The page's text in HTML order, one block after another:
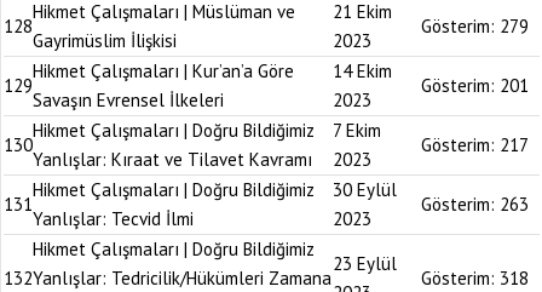
128
Hikmet Çalışmaları | Müslüman ve
Gayrimüslim İlişkisi
21 Ekim
2023
Gösterim: 279
129
Hikmet Çalışmaları | Kur’an’a Göre
Savaşın Evrensel İlkeleri
14 Ekim
2023
Gösterim: 201
130
Hikmet Çalışmaları | Doğru Bildiğimiz
Yanlışlar: Kıraat ve Tilavet Kavramı
7 Ekim
2023
Gösterim: 217
131
Hikmet Çalışmaları | Doğru Bildiğimiz
Yanlışlar: Tecvid İlmi
30 Eylül
2023
Gösterim: 263
132
Hikmet Çalışmaları | Doğru Bildiğimiz
Yanlışlar: Tedricilik/Hükümleri Zamana
23 Eylül
Gösterim: 318